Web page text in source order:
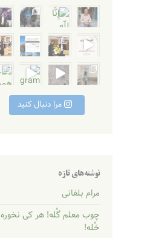
رَاجِعونَ بازگ
إِلَيْهِ رَاجِعونَ بازگشت
بلوار خواجه علیرضا تجلی
با مو
خانواده محترم ایشاطرح کمک به بازس
عاطفه محمدپور و پویا محمدی عزیز ب
شسInstagram post
Instagram post
گرامی، با سلام و احترام، آرامستان‌های
مرا دنبال کنید
نوشته‌های تازه
مرام بلغانی
چوب معلم گُله! هر کی نخوره
خُله!